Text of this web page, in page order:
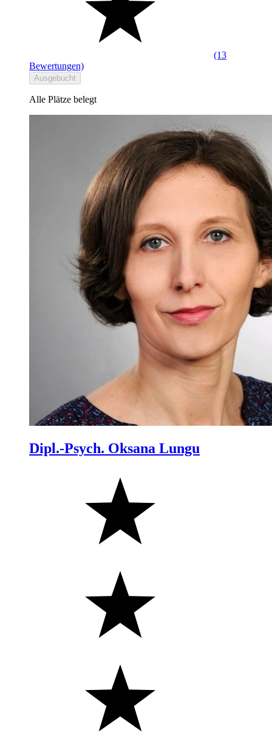
(13
Bewertungen)
Ausgebucht
Alle Plätze belegt
Dipl.-Psych. Oksana Lungu